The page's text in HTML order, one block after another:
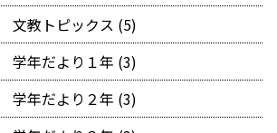
文教トピックス (5)
学年だより１年 (3)
学年だより２年 (3)